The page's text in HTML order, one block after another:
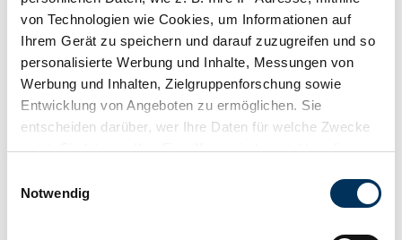
von Technologien wie Cookies, um Informationen auf
Ihrem Gerät zu speichern und darauf zuzugreifen und so
personalisierte Werbung und Inhalte, Messungen von
Werbung und Inhalten, Zielgruppenforschung sowie
Entwicklung von Angeboten zu ermöglichen. Sie
entscheiden darüber, wer Ihre Daten für welche Zwecke
nutzt. Sie können Ihre Einwilligung jederzeit über die
Trigger Symbol ändern oder widerrufen
Notwendig